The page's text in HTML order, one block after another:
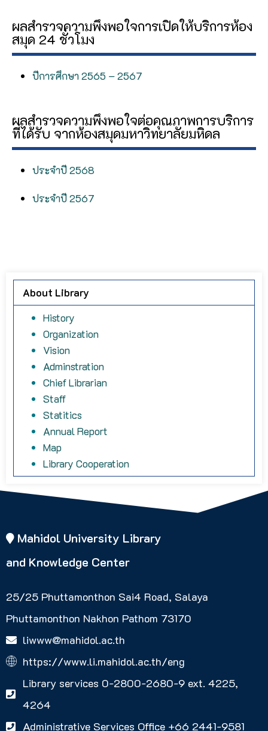
ผลสำรวจความพึงพอใจการเปิดให้บริการห้อง
สมุด 24 ชั่วโมง
ปีการศึกษา 2565 – 2567
ผลสำรวจความพึงพอใจต่อคุณภาพการบริการ
ที่ได้รับ จากห้องสมุดมหาวิทยาลัยมหิดล
ประจำปี 2568
ประจำปี 2567
About Library
History
Organization
Vision
Adminstration
Chief Librarian
Staff
Statitics
Annual Report
Map
Library Cooperation
Mahidol University Library
and Knowledge Center
25/25 Phuttamonthon Sai4 Road, Salaya
Phuttamonthon Nakhon Pathom 73170
liwww@mahidol.ac.th
https://www.li.mahidol.ac.th/eng
Library services 0-2800-2680-9 ext. 4225,
4264
Administrative Services Office +66 2441-9581